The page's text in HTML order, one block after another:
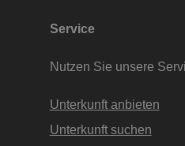
Service
Nutzen Sie unsere
Unterkunft anbieten
Unterkunft suchen